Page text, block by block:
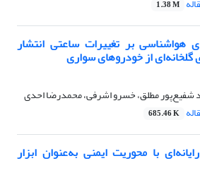
1.38 M
هواشناسی بر تغییرات ساعتی انتشار
گلخانه‌ای از خودروهای سواری
شفیع‌پور مطلق، خسرو اشرفی، محمدرضا احدی
685.46 K
با محوریت ایمنی به‌عنوان ابزار